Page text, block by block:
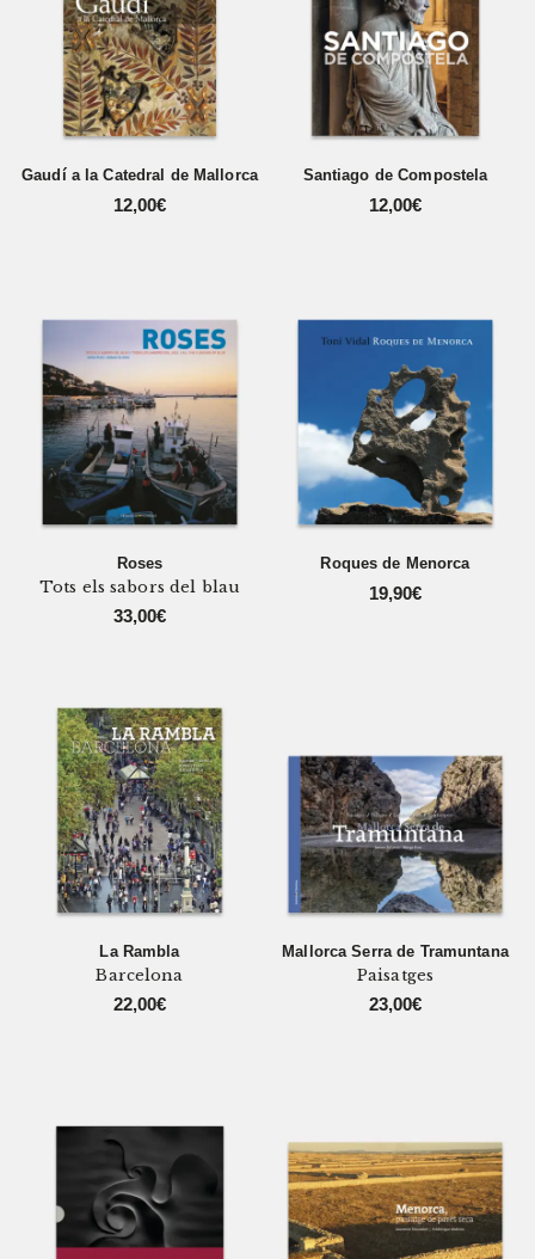
Gaudí a la Catedral de Mallorca
12,00€
Santiago de Compostela
12,00€
Roses
Tots els sabors del blau
33,00€
Roques de Menorca
19,90€
La Rambla
Barcelona
22,00€
Mallorca Serra de Tramuntana
Paisatges
23,00€